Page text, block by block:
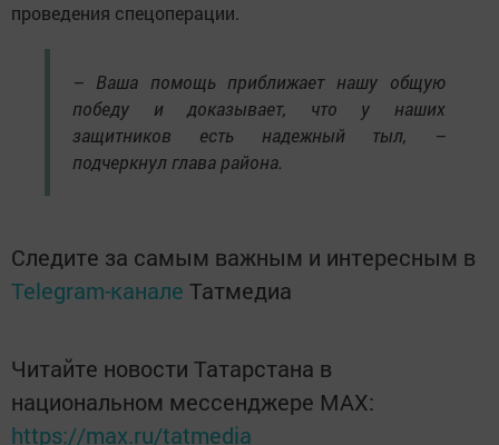
проведения спецоперации.
– Ваша помощь приближает нашу общую
победу и доказывает, что у наших
защитников есть надежный тыл, –
подчеркнул глава района.
Следите за самым важным и интересным в
Telegram-канале Татмедиа
Читайте новости Татарстана в
национальном мессенджере MАХ:
https://max.ru/tatmedia